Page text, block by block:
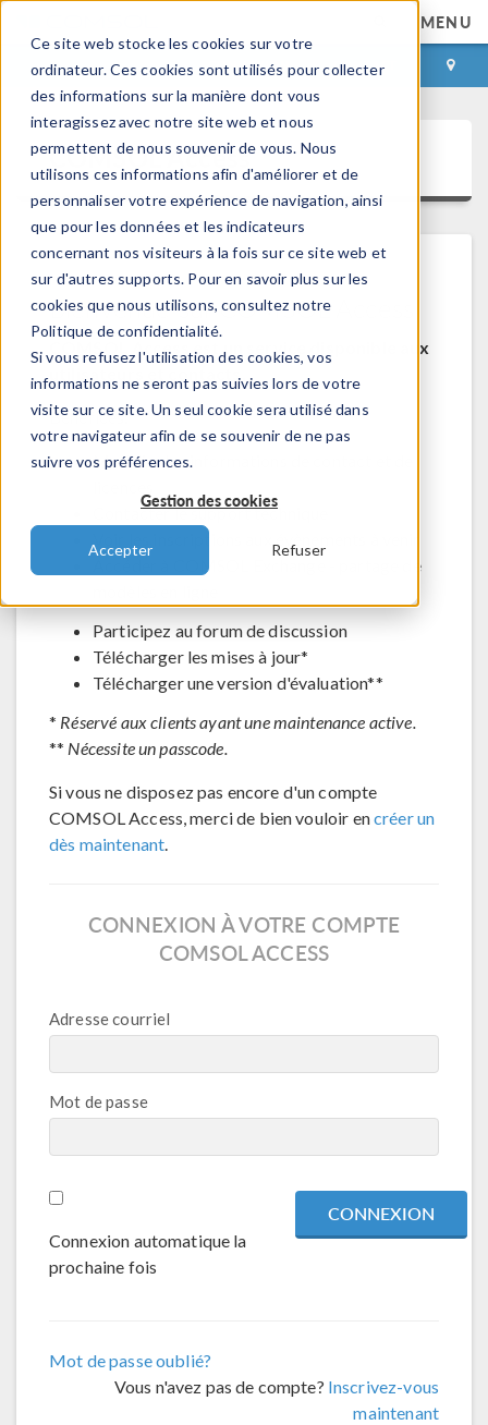
Ce site web stocke les cookies sur votre
ordinateur. Ces cookies sont utilisés pour collecter
des informations sur la manière dont vous
interagissez avec notre site web et nous
permettent de nous souvenir de vous. Nous
utilisons ces informations afin d'améliorer et de
personnaliser votre expérience de navigation, ainsi
que pour les données et les indicateurs
concernant nos visiteurs à la fois sur ce site web et
sur d'autres supports. Pour en savoir plus sur les
cookies que nous utilisons, consultez notre
Politique de confidentialité.
Si vous refusez l'utilisation des cookies, vos
informations ne seront pas suivies lors de votre
visite sur ce site. Un seul cookie sera utilisé dans
votre navigateur afin de se souvenir de ne pas
suivre vos préférences.
Gestion des cookies
Accepter Refuser
MENU
CONNEXION CONTACT
COMSOL Access
Bienvenue sur COMSOL Access
COMSOL Access est un service disponible aux
utilisateurs et contacts.
Bénéfices:
Modifier les informations de contact et de
Contacter le support technique
Voir les inscriptions aux évènements à venir
Accéder à COMSOL Exchange - partage de
Participez au forum de discussion
Télécharger les mises à jour*
Télécharger une version d'évaluation**
* Réservé aux clients ayant une maintenance active.
** Nécessite un passcode.
Si vous ne disposez pas encore d'un compte
COMSOL Access, merci de bien vouloir encréer un
dès maintenant.
CONNEXION À VOTRE COMPTE
COMSOL ACCESS
Adresse courriel
Mot de passe
Connexion automatique la
prochaine fois
Mot de passe oublié?
Vous n'avez pas de compte? Inscrivez-vous
maintenant